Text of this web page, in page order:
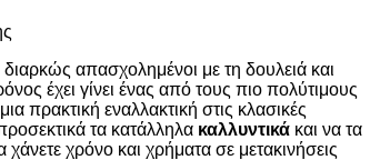
απασχολημένοι με τη δουλειά και
έχει γίνει ένας από τους πιο πολύτιμους
πρακτική εναλλακτική στις κλασικές
τα κατάλληλα καλλυντικά και να τα
χρόνο και χρήματα σε μετακινήσεις